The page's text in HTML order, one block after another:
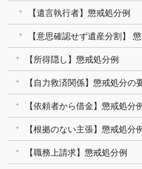
【遺言執行者】懲戒処分例
【意思確認せず遺産分割】
【所得隠し】懲戒処分例
【自力救済関係】懲戒処分の
【依頼者から借金】懲戒処分例
【根拠のない主張】懲戒処分例
【職務上請求】懲戒処分例